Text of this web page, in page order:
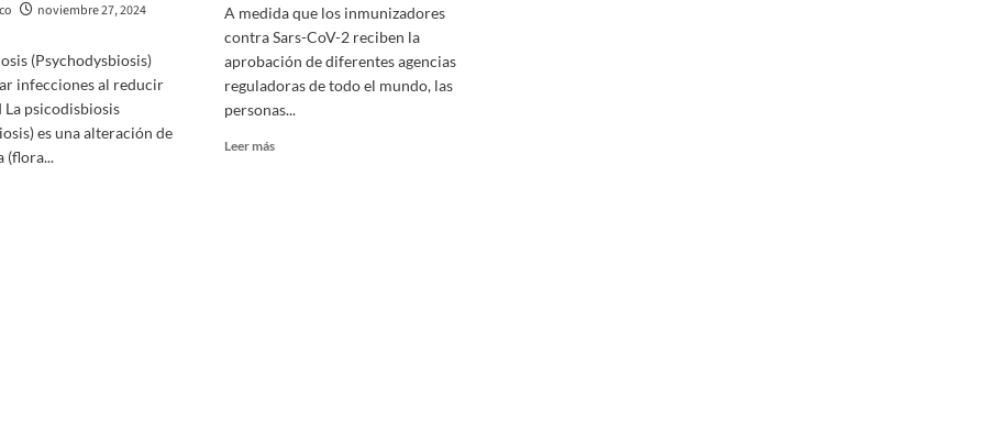
noviembre 27, 2024
(Psychodysbiosis)
infecciones al reducir
psicodisbiosis
es una alteración de
(flora...
A medida que los inmunizadores
contra Sars-CoV-2 reciben la
aprobación de diferentes agencias
reguladoras de todo el mundo, las
personas...
Leer másLeer